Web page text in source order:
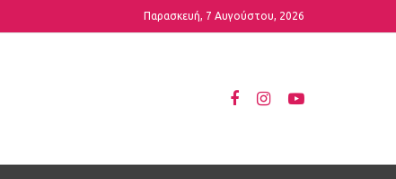
Παρασκευή, 7 Αυγούστου, 2026